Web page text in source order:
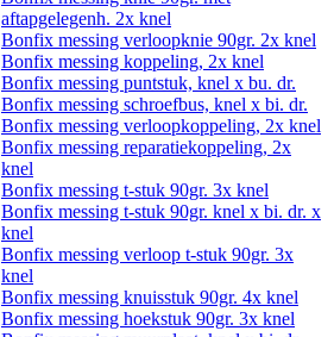
aftapgelegenh. 2x knel
Bonfix messing verloopknie 90gr. 2x knel
Bonfix messing koppeling, 2x knel
Bonfix messing puntstuk, knel x bu. dr.
Bonfix messing schroefbus, knel x bi. dr.
Bonfix messing verloopkoppeling, 2x knel
Bonfix messing reparatiekoppeling, 2x
knel
Bonfix messing t-stuk 90gr. 3x knel
Bonfix messing t-stuk 90gr. knel x bi. dr. x
knel
Bonfix messing verloop t-stuk 90gr. 3x
knel
Bonfix messing knuisstuk 90gr. 4x knel
Bonfix messing hoekstuk 90gr. 3x knel